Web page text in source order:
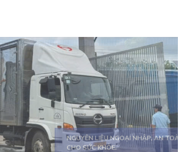
ĐA DẠNG, ĐÁP ỨNG MỌI